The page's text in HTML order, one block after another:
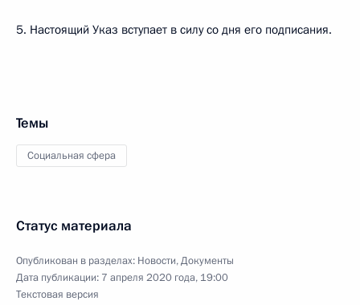
5. Настоящий Указ вступает в силу со дня его подписания.
Темы
Социальная сфера
Статус материала
Опубликован в разделах: Новости,Документы
Дата публикации: 7 апреля 2020 года, 19:00
Текстовая версия